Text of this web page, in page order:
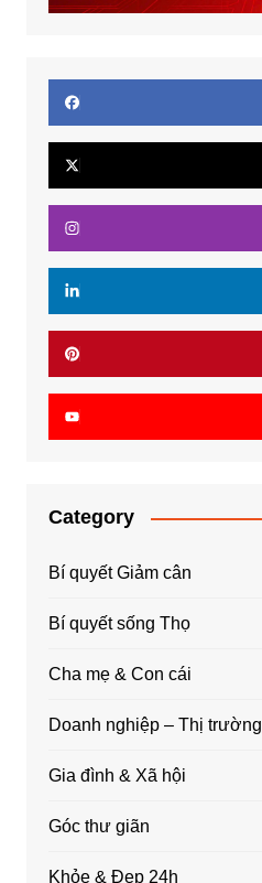
Category
Bí quyết Giảm cân
Bí quyết sống Thọ
Cha mẹ & Con cái
Doanh nghiệp – Thị trường
Gia đình & Xã hội
Góc thư giãn
Khỏe & Đẹp 24h